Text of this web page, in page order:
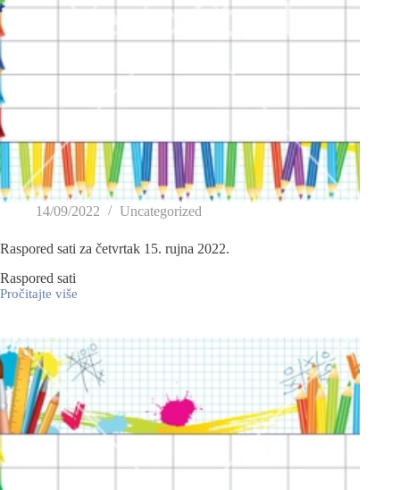
14/09/2022 Uncategorized
Raspored sati za četvrtak 15. rujna 2022.
Raspored sati
Pročitajte više